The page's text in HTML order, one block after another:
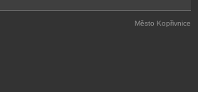
Město Kopřivnice